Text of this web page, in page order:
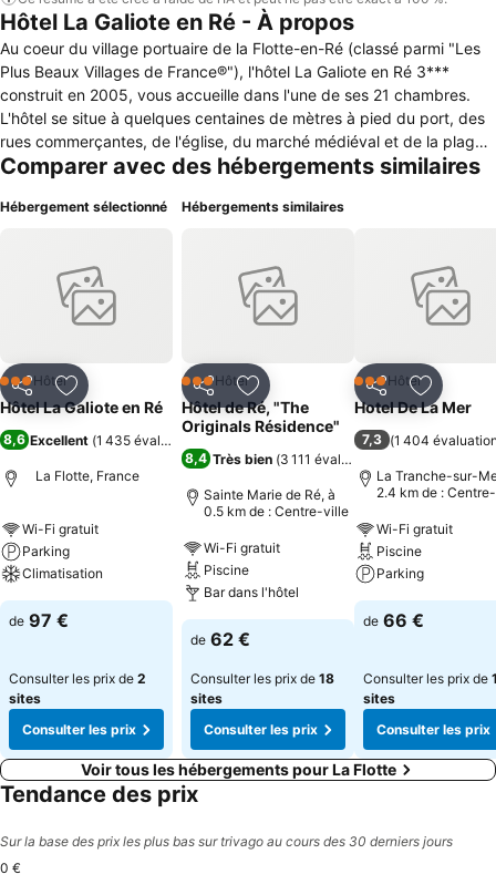
Hôtel La Galiote en Ré - À propos
Au coeur du village portuaire de la Flotte-en-Ré (classé parmi "Les
Plus Beaux Villages de France®"), l'hôtel La Galiote en Ré 3***
construit en 2005, vous accueille dans l'une de ses 21 chambres.
L'hôtel se situe à quelques centaines de mètres à pied du port, des
rues commerçantes, de l'église, du marché médiéval et de la plage
de l'Arnérault bénéficiant cette année encore du "Pavillon Bleu®".
avec sèche-serviettes, wc, téléphone-réveil, prise internet ADSL et
chacune d'elles, dans le pur respect des maisons rétaises ; il en est
de même pour la salle des petits déjeuners. Vous pouvez également
prendre un bain de soleil sur la terrasse. L'hôtel dispose d'un parking
Comparer avec des hébergements similaires
Hébergement sélectionné
PartagerAjouter à mes favoris
3 ÉtoilesHôtel
Hôtel La Galiote en Ré
8,6 Excellent (1 435 évaluations )
La Flotte, France
Wi-Fi gratuit
Parking
Climatisation
de 97 €
Consulter les prix de 2
sites
Consulter les prix
Hébergements similaires
PartagerAjouter à mes favoris
3 ÉtoilesHôtel
Hôtel de Ré, "The
Originals Résidence"
8,4 Très bien (3 111 évaluations
Sainte Marie de Ré, à
0.5 km de : Centre-ville
Wi-Fi gratuit
Piscine
Bar dans l'hôtel
de 62 €
Consulter les prix de 18
sites
Consulter les prix
PartagerAjouter
3 ÉtoilesHôtel
Hotel De La Mer
7,3 (1 404
La Tranche-sur-
2.4 km de :
Wi-Fi gratuit
Piscine
Parking
de 66 €
Consulter les prix de
sites
Consulter les prix
Voir tous les hébergements pour La Flotte
Tendance des prix
Sur la base des prix les plus bas sur trivago au cours des 30 derniers jours
0 €